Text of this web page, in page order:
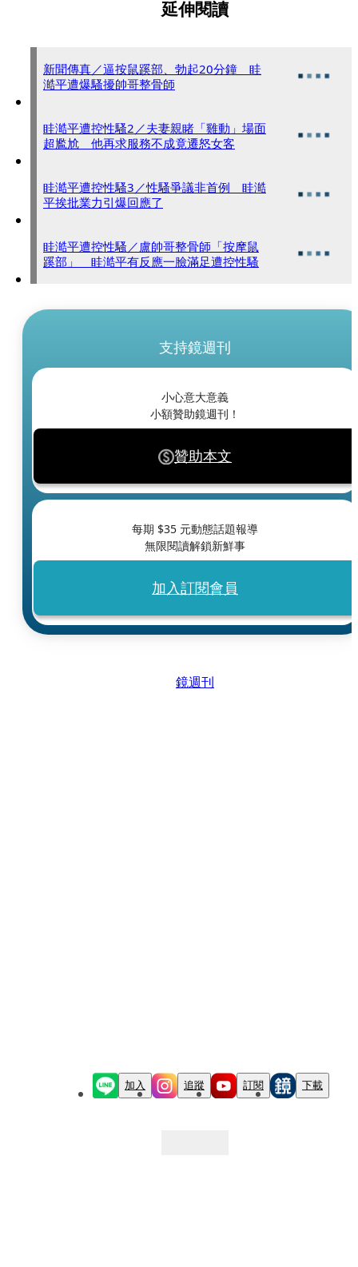
延伸閱讀
新聞傳真／逼按鼠蹊部、勃起20分鐘 眭
澔平遭爆騷擾帥哥整骨師
眭澔平遭控性騷2／夫妻親睹「雞動」場面
超尷尬 他再求服務不成竟遷怒女客
眭澔平遭控性騷3／性騷爭議非首例 眭澔
平挨批業力引爆回應了
眭澔平遭控性騷／盧帥哥整骨師「按摩鼠
蹊部」 眭澔平有反應一臉滿足遭控性騷
支持鏡週刊
小心意大意義
小額贊助鏡週刊！
贊助本文
每期 $35 元動態話題報導
無限閱讀解鎖新鮮事
加入訂閱會員
鏡週刊
加入 追蹤 訂閱 下載